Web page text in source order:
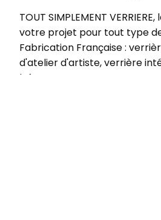
TOUT SIMPLEMENT
votre projet pour tout type
Fabrication Française :
d'atelier d'artiste, verrière
loft.